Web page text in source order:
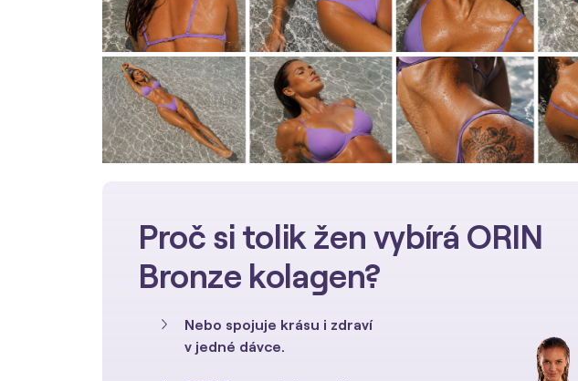
Proč si tolik žen vybírá ORIN
Bronze kolagen?
Nebo spojuje krásu i zdraví
v jedné dávce.